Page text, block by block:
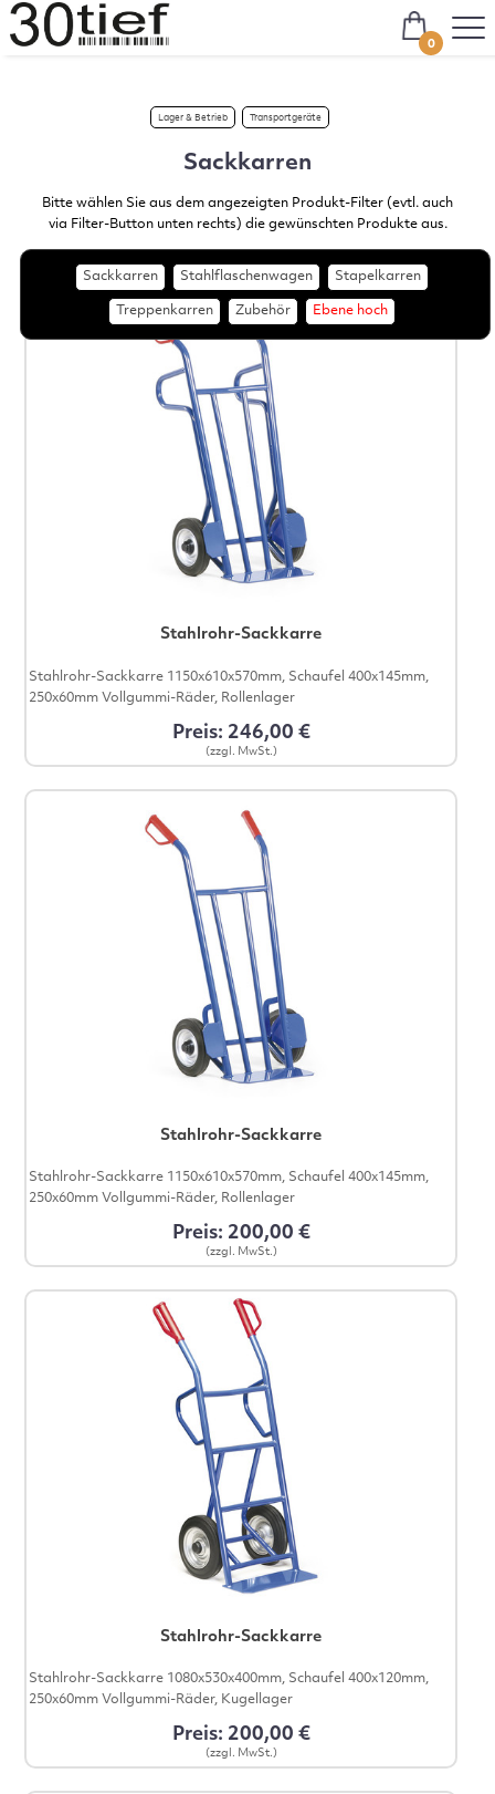
0
Lager & Betrieb Transportgeräte
Sackkarren
Bitte wählen Sie aus dem angezeigten Produkt-Filter (evtl. auch
via Filter-Button unten rechts) die gewünschten Produkte aus.
Sackkarren Stahlflaschenwagen Stapelkarren
Treppenkarren Zubehör Ebene hoch
Stahlrohr-Sackkarre
Stahlrohr-Sackkarre 1150x610x570mm, Schaufel 400x145mm,
250x60mm Vollgummi-Räder, Rollenlager
Preis: 246,00 €
(zzgl. MwSt.)
Stahlrohr-Sackkarre
Stahlrohr-Sackkarre 1150x610x570mm, Schaufel 400x145mm,
250x60mm Vollgummi-Räder, Rollenlager
Preis: 200,00 €
(zzgl. MwSt.)
Stahlrohr-Sackkarre
Stahlrohr-Sackkarre 1080x530x400mm, Schaufel 400x120mm,
250x60mm Vollgummi-Räder, Kugellager
Preis: 200,00 €
(zzgl. MwSt.)